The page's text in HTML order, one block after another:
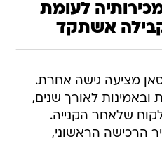
4 את מכירותיה לעומת
אשתקד
מציעה גישה אחרת.
ובאמינות לאורך שנים,
שלאחר הקנייה.
הרכישה הראשוני,